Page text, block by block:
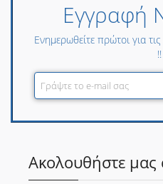
Εγγραφή
Ενημερωθείτε πρώτοι για
!!
Ακολουθήστε μας